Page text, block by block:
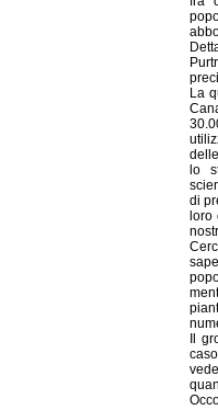
La
lo
di
loro
Il